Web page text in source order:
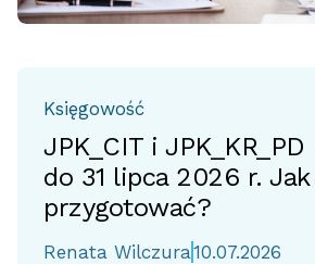
Księgowość
JPK_CIT i
do 31 lipca 2026 r.
przygotować?
Renata Wilczura10.07.2026